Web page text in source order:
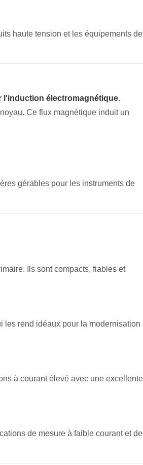
haute tension et les équipements de
l'induction électromagnétique.
Ce flux magnétique induit un
gérables pour les instruments de
Ils sont compacts, fiables et
les rend idéaux pour la modernisation
à courant élevé avec une excellente
de mesure à faible courant et de